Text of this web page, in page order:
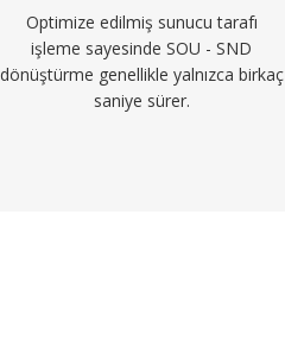
Optimize edilmiş sunucu tarafı
işleme sayesinde SOU - SND
dönüştürme genellikle yalnızca birkaç
saniye sürer.